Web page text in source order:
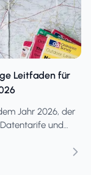
Leitfaden für
Jahr 2026, der
und
Rechnung